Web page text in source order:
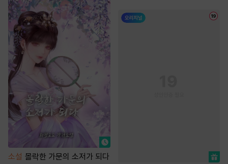
소설 몰락한 가문의 소저가 되다